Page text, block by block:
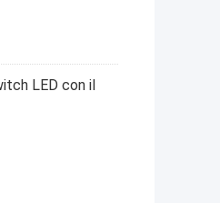
LED con il